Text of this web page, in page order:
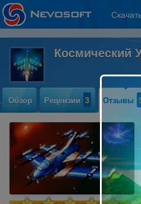
Космический
Обзор Рецензии 3 Отзывы